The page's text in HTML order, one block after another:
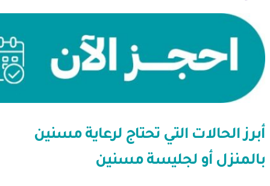
أبرز الحالات التي تحتاج لرعاية مسنين
بالمنزل أو لجليسة مسنين